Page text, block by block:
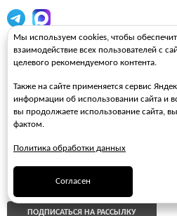
Огнетушители
Пожарные стволы
Пожарные шкафы
FAQ
ПОДПИСАТЬСЯ НА РАССЫЛКУ
Мы используем cookies, чтобы
взаимодействие всех пользователей с
целевого рекомендуемого контента.
Также на сайте применяется сервис
информации об использовании сайта и
вы продолжаете использование сайта,
фактом.
Политика обработки данных
Согласен